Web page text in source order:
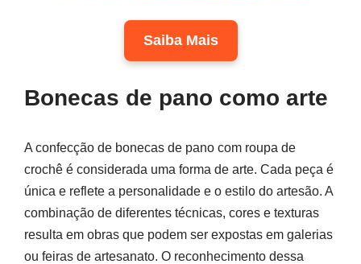
Saiba Mais
Bonecas de pano como arte
A confecção de bonecas de pano com roupa de
crochê é considerada uma forma de arte. Cada peça é
única e reflete a personalidade e o estilo do artesão. A
combinação de diferentes técnicas, cores e texturas
resulta em obras que podem ser expostas em galerias
ou feiras de artesanato. O reconhecimento dessa